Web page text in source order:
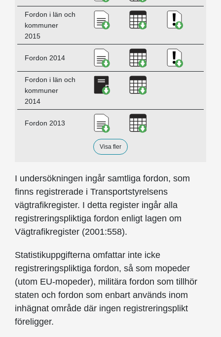
Fordon i län och
kommuner
2015
Ladda ner Fordon i län och
Ladda ner Fordon i
Ladda ner
Fordon 2014 Ladda ner Fordon 2014, PDF
Ladda ner Fordon
Ladda ner
Fordon i län och
kommuner
2014
Ladda ner Fordon i län och
Ladda ner Fordon i
Fordon 2013 Ladda ner Fordon 2013, PDF
Ladda ner Fordon
Visa fler
I undersökningen ingår samtliga fordon, som
finns registrerade i Transportstyrelsens
vägtrafikregister. I detta register ingår alla
registreringspliktiga fordon enligt lagen om
Vägtrafikregister (2001:558).
Statistikuppgifterna omfattar inte icke
registreringspliktiga fordon, så som mopeder
(utom EU-mopeder), militära fordon som tillhör
staten och fordon som enbart används inom
inhägnat område där ingen registreringsplikt
föreligger.